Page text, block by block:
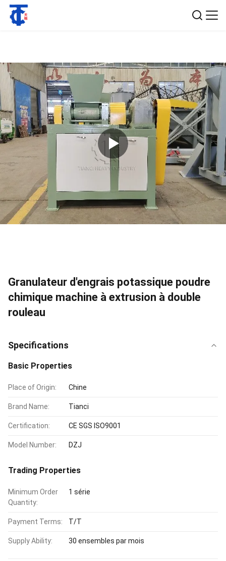
Granulateur d'engrais potassique poudre
chimique machine à extrusion à double
rouleau
Specifications
Basic Properties
Place of Origin: Chine
Brand Name: Tianci
Certification: CE SGS ISO9001
Model Number: DZJ
Trading Properties
Minimum Order
Quantity:
1 série
Payment Terms: T/T
Supply Ability: 30 ensembles par mois